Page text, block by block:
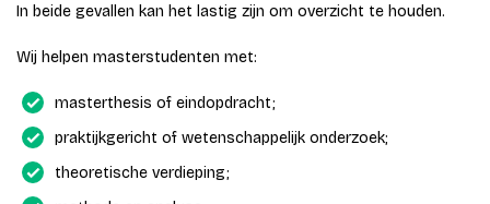
In beide gevallen kan het lastig zijn om overzicht te houden.
Wij helpen masterstudenten met:
masterthesis of eindopdracht;
praktijkgericht of wetenschappelijk onderzoek;
theoretische verdieping;